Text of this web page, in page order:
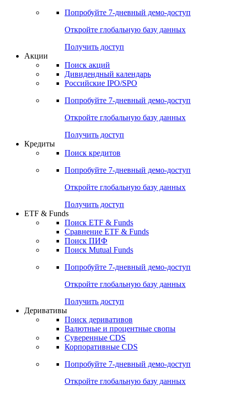
Попробуйте 7-дневный демо-доступ
Откройте глобальную базу данных
Получить доступ
Акции
Поиск акций
Дивидендный календарь
Российские IPO/SPO
Попробуйте 7-дневный демо-доступ
Откройте глобальную базу данных
Получить доступ
Кредиты
Поиск кредитов
Попробуйте 7-дневный демо-доступ
Откройте глобальную базу данных
Получить доступ
ETF & Funds
Поиск ETF & Funds
Сравнение ETF & Funds
Поиск ПИФ
Поиск Mutual Funds
Попробуйте 7-дневный демо-доступ
Откройте глобальную базу данных
Получить доступ
Деривативы
Поиск деривативов
Валютные и процентные свопы
Суверенные CDS
Корпоративные CDS
Попробуйте 7-дневный демо-доступ
Откройте глобальную базу данных